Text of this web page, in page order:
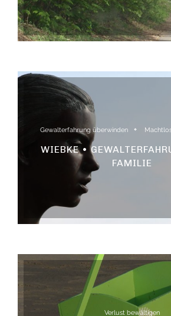
Gewalterfahrung überwinden
WIEBKE •
FAMILIE
Verlust bewältigen